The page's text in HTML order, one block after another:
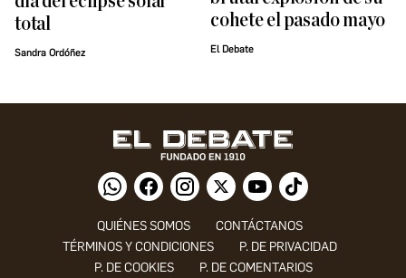
total
Sandra Ordóñez
cohete el pasado mayo
El Debate
QUIÉNES SOMOS
CONTÁCTANOS
TÉRMINOS Y CONDICIONES
P. DE PRIVACIDAD
P. DE COOKIES
P. DE COMENTARIOS